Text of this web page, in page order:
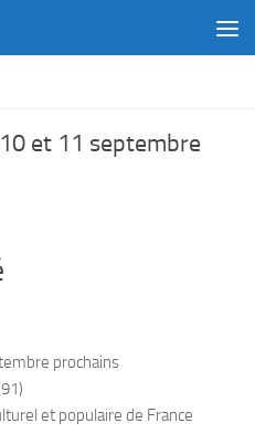
et 11 septembre
prochains
et populaire de France